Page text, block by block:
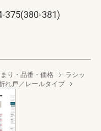
375(380-381)
り・品番・価格
ラシッ
れ戸／レールタイプ